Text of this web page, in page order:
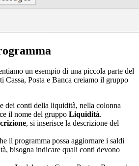
un esempio di una piccola parte del
Cassa, Posta e Banca creiamo il gruppo
dei conti della liquidità, nella colonna
il nome del gruppo Liquidità.
, si inserisce la descrizione del
il programma possa aggiornare i saldi
bisogna indicare quali conti devono